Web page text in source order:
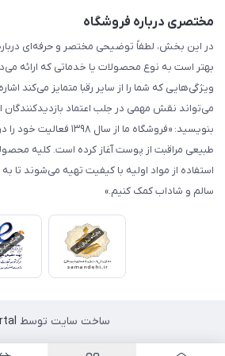
مختصری درباره فروشگاه
در این بخش، لطفاً توضیحی مختصر و حرفه‌ای
بهتر است به نوع محصولات یا خدماتی که ارائه
ویژگی‌هایی که شما را از سایر رقبا متمایز می‌کند
می‌تواند نقش مهمی در جلب اعتماد بازدیدکنندگان
بنویسید: «فروشگاه ما از
طبیعی مراقبت از پوست آغاز کرده است. کلیه
استفاده از مواد اولیه با کیفیت تهیه می‌شوند تا
سالم و شاداب کمک کنیم.»
ساخت سایت توسط